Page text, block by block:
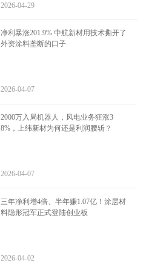
2026-04-29
净利暴涨201.9% 中航新材用技术撕开了
外资涂料垄断的口子
2026-04-07
2000万入局机器人，风电业务狂涨3
8%，上纬新材为何还是利润腰斩？
2026-04-07
三年净利增4倍、半年赚1.07亿！涂层材
料隐形冠军正式登陆创业板
2026-04-02